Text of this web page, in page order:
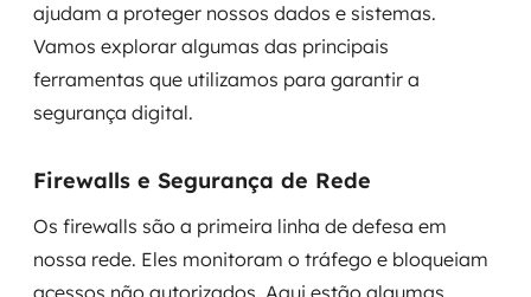
ajudam a proteger nossos dados e sistemas.
Vamos explorar algumas das principais
ferramentas que utilizamos para garantir a
segurança digital.
Firewalls e Segurança de Rede
Os firewalls são a primeira linha de defesa em
nossa rede. Eles monitoram o tráfego e bloqueiam
acessos não autorizados. Aqui estão algumas